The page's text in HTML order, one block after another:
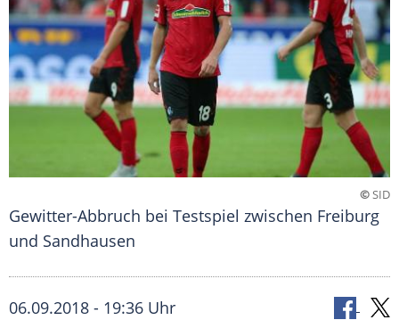
©SID
Gewitter-Abbruch bei Testspiel zwischen Freiburg
und Sandhausen
06.09.2018 - 19:36 Uhr